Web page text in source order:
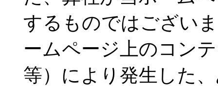
するものではござい
ームページ上のコン
等）により発生した